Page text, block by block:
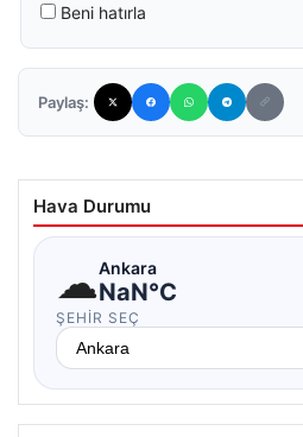
Beni hatırla
Paylaş:
Hava Durumu
☁Ankara
NaN°C
ŞEHIR SEÇ